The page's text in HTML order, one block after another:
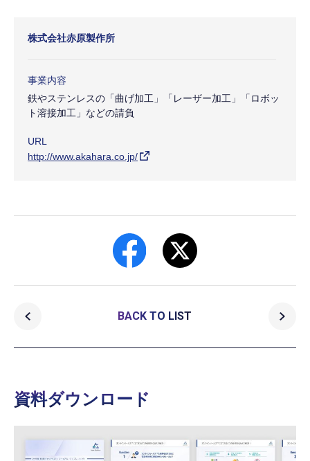
株式会社赤原製作所
事業内容
鉄やステンレスの「曲げ加工」「レーザー加工」「ロボッ
ト溶接加工」などの請負
URL
http://www.akahara.co.jp/
BACK TO LIST
資料ダウンロード